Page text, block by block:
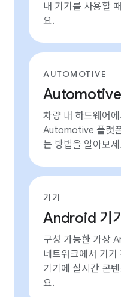
내 기기를 사용할
요.
AUTOMOTIVE
Automotive
차량 내 하드웨어
Automotive 플랫
는 방법을 알아보
기기
Android 기기
구성 가능한 가상
네트워크에서 기
기기에 실시간 콘
요.